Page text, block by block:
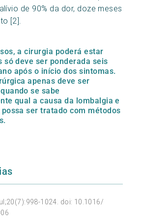
de 90% da dor, doze meses
[2].
a cirurgia poderá estar
só deve ser ponderada seis
após o início dos sintomas.
apenas deve ser
se sabe
qual a causa da lombalgia e
ser tratado com métodos
1024. doi: 10.1016/